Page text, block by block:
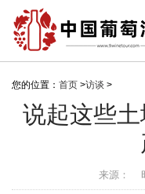
您的位置： 首页 >访谈 >
说起这些
来源：